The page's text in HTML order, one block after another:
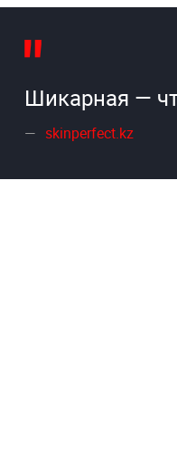
Шикарная —
skinperfect.kz